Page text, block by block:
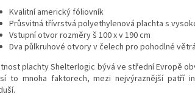
Kvalitní americký fóliovník
Průsvitná třívrstvá polyethylenová plachta s
Vstupní otvor rozměry š 100 x v 190 cm
Dva půlkruhové otvory v čelech pro pohodlné
plachty Shelterlogic bývá ve střední Evropě
to mnoha faktorech, mezi nejvýraznější patří